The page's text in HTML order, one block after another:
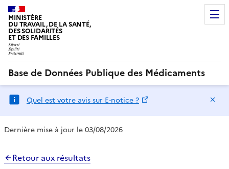
MINISTÈRE
DU TRAVAIL, DE LA SANTÉ,
DES SOLIDARITÉS
ET DES FAMILLES
Base de Données Publique des Médicaments
Quel est votre avis sur E-notice ?
Dernière mise à jour le 03/08/2026
Retour aux résultats